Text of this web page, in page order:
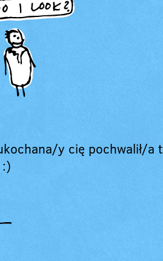
y cię pochwalił/a